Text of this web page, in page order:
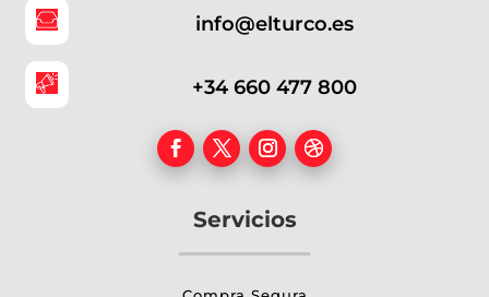
info@elturco.es
+34 660 477 800
Servicios